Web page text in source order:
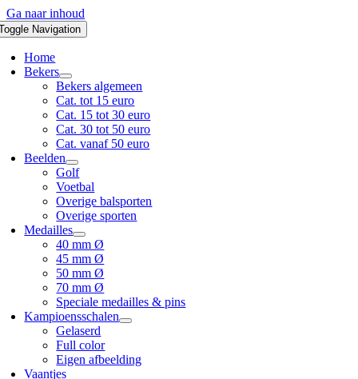
Ga naar inhoud
Navigation
Home
Bekers
Bekers algemeen
Cat. tot 15 euro
Cat. 15 tot 30 euro
Cat. 30 tot 50 euro
Cat. vanaf 50 euro
Beelden
Golf
Voetbal
Overige balsporten
Overige sporten
Medailles
40 mm Ø
45 mm Ø
50 mm Ø
70 mm Ø
Speciale medailles & pins
Kampioensschalen
Gelaserd
Full color
Eigen afbeelding
Vaantjes